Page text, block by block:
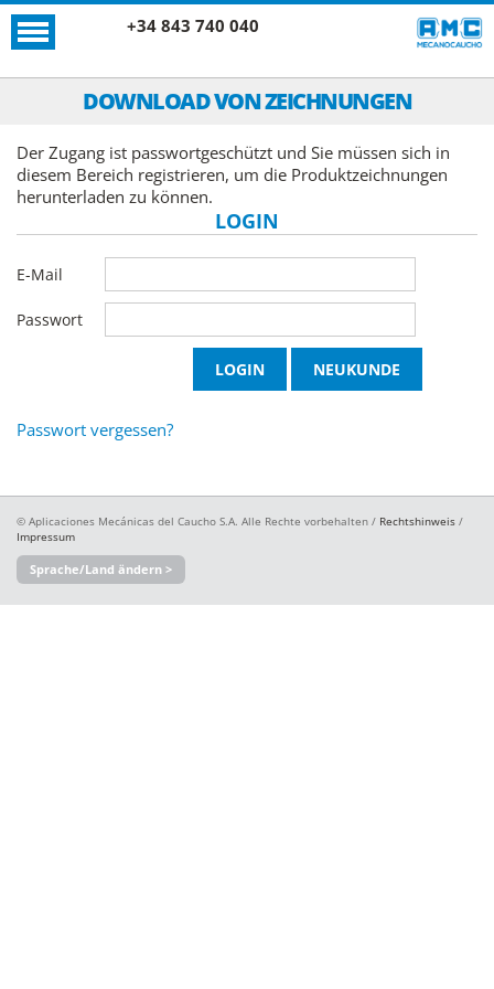
+34 843 740 040
DOWNLOAD VON ZEICHNUNGEN
Der Zugang ist passwortgeschützt und Sie müssen sich in
diesem Bereich registrieren, um die Produktzeichnungen
herunterladen zu können.
LOGIN
E-Mail
Passwort
Passwort vergessen?
© Aplicaciones Mecánicas del Caucho S.A. Alle Rechte vorbehalten / Rechtshinweis /
Impressum
Sprache/Land ändern >